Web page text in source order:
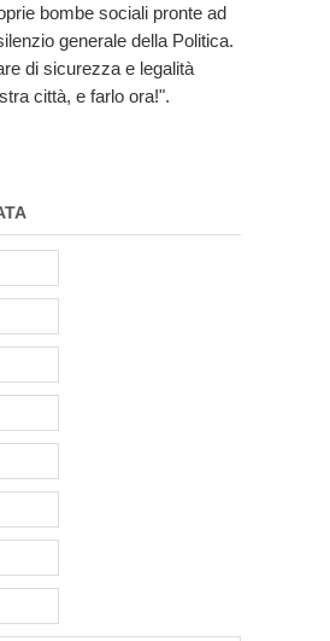
bombe sociali pronte ad
generale della Politica.
di sicurezza e legalità
città, e farlo ora!".